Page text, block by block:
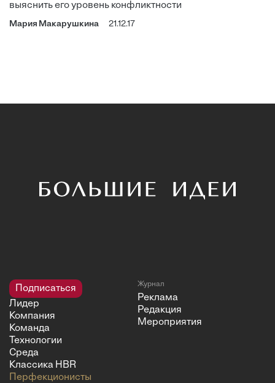
выяснить его уровень конфликтности
Мария Макарушкина 21.12.17
Подписаться
Лидер
Компания
Команда
Технологии
Среда
Классика HBR
Перфекционисты
Журнал
Реклама
Редакция
Мероприятия